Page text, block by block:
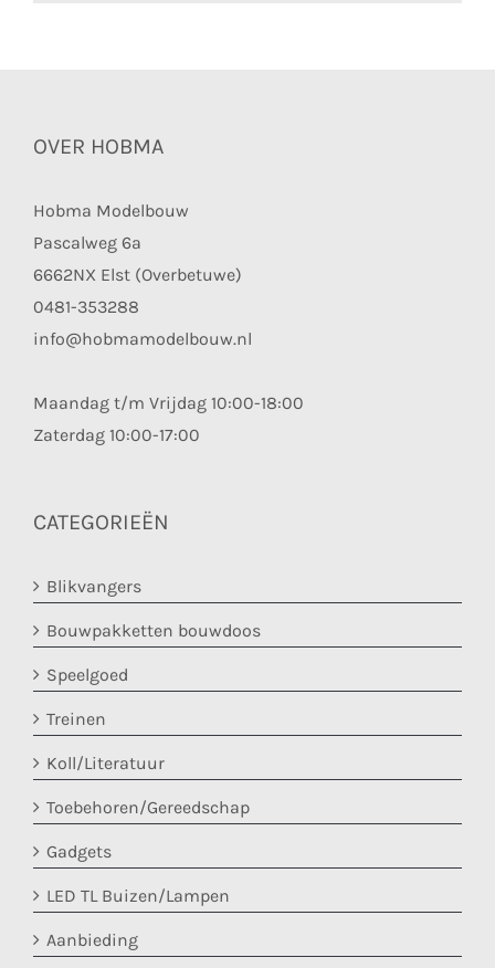
OVER HOBMA
Hobma Modelbouw
Pascalweg 6a
6662NX Elst (Overbetuwe)
0481-353288
info@hobmamodelbouw.nl
Maandag t/m Vrijdag 10:00-18:00
Zaterdag 10:00-17:00
CATEGORIEËN
Blikvangers
Bouwpakketten bouwdoos
Speelgoed
Treinen
Koll/Literatuur
Toebehoren/Gereedschap
Gadgets
LED TL Buizen/Lampen
Aanbieding